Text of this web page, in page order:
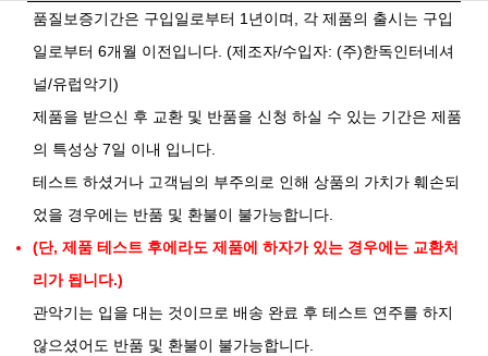
품질보증기간은 구입일로부터 1년이며, 각 제품의 출시는 구입
일로부터 6개월 이전입니다. (제조자/수입자: (주)한독인터네셔
널/유럽악기)
제품을 받으신 후 교환 및 반품을 신청 하실 수 있는 기간은 제품
의 특성상 7일 이내 입니다.
테스트 하셨거나 고객님의 부주의로 인해 상품의 가치가 훼손되
었을 경우에는 반품 및 환불이 불가능합니다.
(단, 제품 테스트 후에라도 제품에 하자가 있는 경우에는 교환처
리가 됩니다.)
관악기는 입을 대는 것이므로 배송 완료 후 테스트 연주를 하지
않으셨어도 반품 및 환불이 불가능합니다.